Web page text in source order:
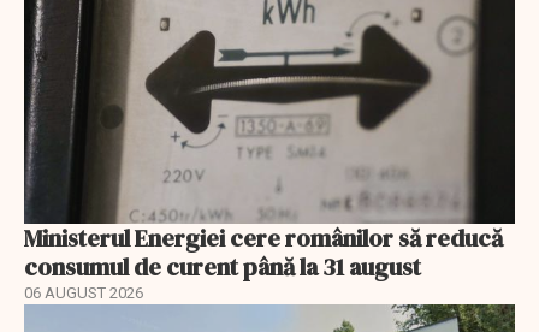
Ministerul Energiei cere românilor să reducă
consumul de curent până la 31 august
06 AUGUST 2026